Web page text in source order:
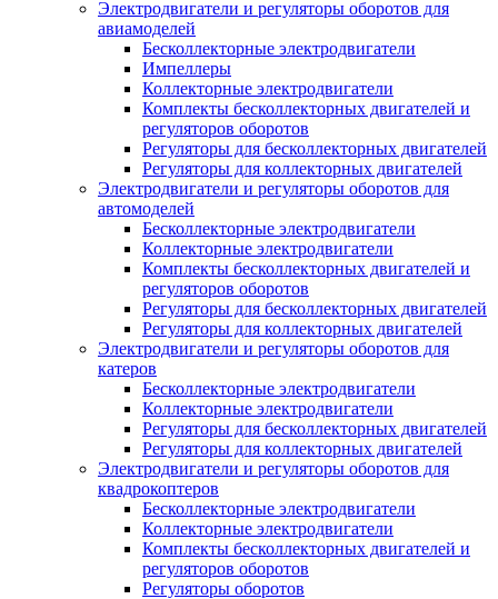
Электродвигатели и регуляторы оборотов для
авиамоделей
Бесколлекторные электродвигатели
Импеллеры
Коллекторные электродвигатели
Комплекты бесколлекторных двигателей и
регуляторов оборотов
Регуляторы для бесколлекторных двигателей
Регуляторы для коллекторных двигателей
Электродвигатели и регуляторы оборотов для
автомоделей
Бесколлекторные электродвигатели
Коллекторные электродвигатели
Комплекты бесколлекторных двигателей и
регуляторов оборотов
Регуляторы для бесколлекторных двигателей
Регуляторы для коллекторных двигателей
Электродвигатели и регуляторы оборотов для
катеров
Бесколлекторные электродвигатели
Коллекторные электродвигатели
Регуляторы для бесколлекторных двигателей
Регуляторы для коллекторных двигателей
Электродвигатели и регуляторы оборотов для
квадрокоптеров
Бесколлекторные электродвигатели
Коллекторные электродвигатели
Комплекты бесколлекторных двигателей и
регуляторов оборотов
Регуляторы оборотов